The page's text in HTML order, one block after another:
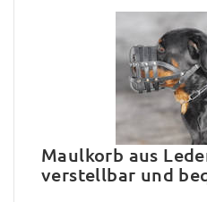
Maulkorb aus
verstellbar und